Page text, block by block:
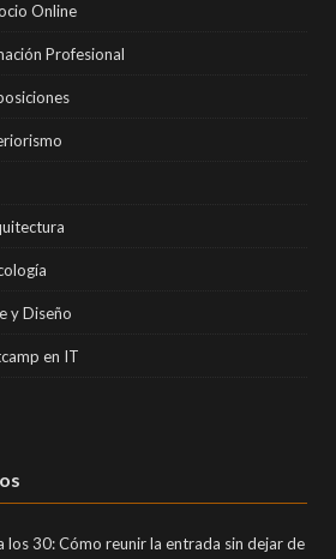
Online
Profesional
y Diseño
en IT
los 30: Cómo reunir la entrada sin dejar de